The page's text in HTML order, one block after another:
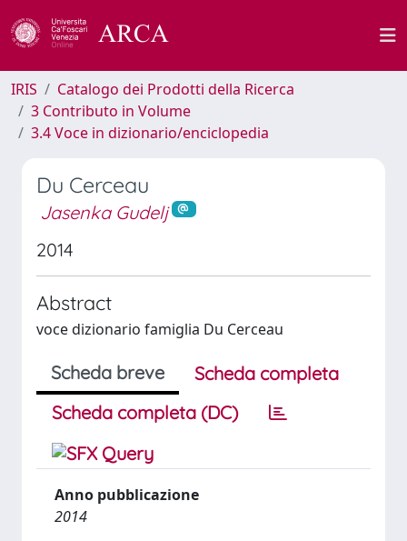
IRIS
Catalogo dei Prodotti della Ricerca
3 Contributo in Volume
3.4 Voce in dizionario/enciclopedia
Du Cerceau
Jasenka Gudelj
2014
Abstract
voce dizionario famiglia Du Cerceau
Scheda breve
Scheda completa
Scheda completa (DC)
Anno pubblicazione
2014